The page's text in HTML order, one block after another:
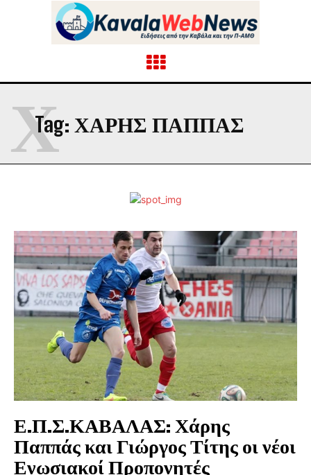
Tag: ΧΆΡΗΣ ΠΑΠΠΆΣ
Χ
Ε.Π.Σ.ΚΑΒΑΛΑΣ: Χάρης
Παππάς και Γιώργος Τίτης οι νέοι
Ενωσιακοί Προπονητές